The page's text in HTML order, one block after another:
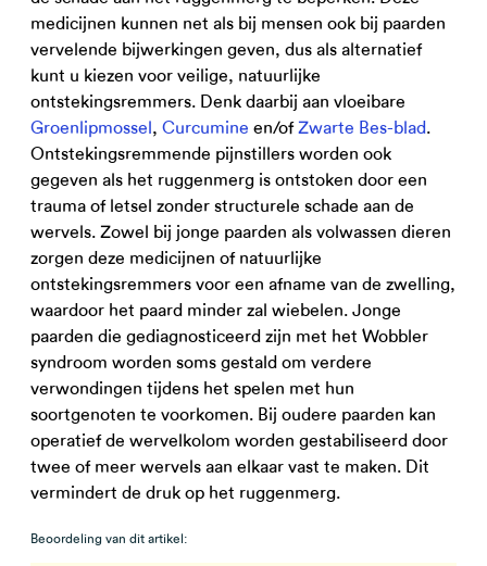
medicijnen kunnen net als bij mensen ook bij paarden
vervelende bijwerkingen geven, dus als alternatief
kunt u kiezen voor veilige, natuurlijke
ontstekingsremmers. Denk daarbij aan vloeibare
Groenlipmossel, Curcumine en/ofZwarte Bes-blad.
Ontstekingsremmende pijnstillers worden ook
gegeven als het ruggenmerg is ontstoken door een
trauma of letsel zonder structurele schade aan de
wervels. Zowel bij jonge paarden als volwassen dieren
zorgen deze medicijnen of natuurlijke
ontstekingsremmers voor een afname van de zwelling,
waardoor het paard minder zal wiebelen. Jonge
paarden die gediagnosticeerd zijn met het Wobbler
syndroom worden soms gestald om verdere
verwondingen tijdens het spelen met hun
soortgenoten te voorkomen. Bij oudere paarden kan
operatief de wervelkolom worden gestabiliseerd door
twee of meer wervels aan elkaar vast te maken. Dit
vermindert de druk op het ruggenmerg.
Beoordeling van dit artikel: